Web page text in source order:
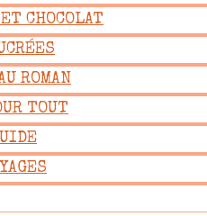
CHOCOLAT
ROMAN
TOUT